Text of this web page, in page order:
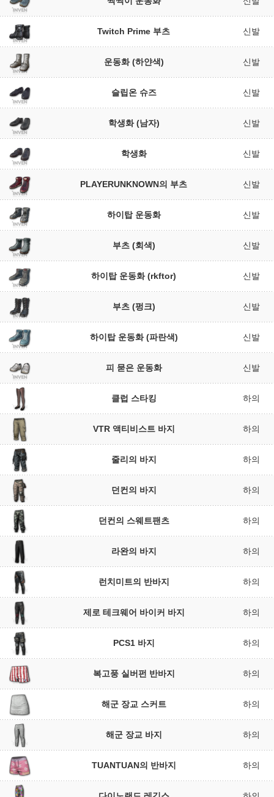
Twitch Prime 부츠 신발
운동화 (하얀색) 신발
슬립온 슈즈 신발
학생화 (남자) 신발
학생화 신발
PLAYERUNKNOWN의 부츠 신발
하이탑 운동화 신발
부츠 (회색) 신발
하이탑 운동화 (rkftor) 신발
부츠 (펑크) 신발
하이탑 운동화 (파란색) 신발
피 묻은 운동화 신발
클럽 스타킹 하의
VTR 액티비스트 바지 하의
줄리의 바지 하의
던컨의 바지 하의
던컨의 스웨트팬츠 하의
라완의 바지 하의
런치미트의 반바지 하의
제로 테크웨어 바이커 바지 하의
PCS1 바지 하의
복고풍 실버펀 반바지 하의
해군 장교 스커트 하의
해군 장교 바지 하의
TUANTUAN의 반바지 하의